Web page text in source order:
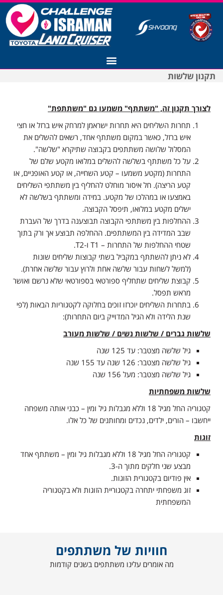
תקנון שלשות
לצורך תקנון זה, "משתתף" משמעו גם "משתתפת"
תחרות השליחים היא תחרות ישראמן למרחק איש ברזל או חצי
איש ברזל, כאשר במקום משתתף אחד, רשאים להשלים את
המסלול שלושה משתתפים בקבוצה שתיקרא "שלשה".
על כל משתתף בשלשה להשלים במלואו מקטע שלם של
התחרות (מקטע משמעו – קטע השחייה, או קטע האופניים, או
קטע הריצה). חל איסור מוחלט להחליף בין משתתפי השליחים
באמצעו או במהלכו של מקטע. במידה ומשתתף בשלשה לא
ישלים מקטע במלואו, תיפסל הקבוצה.
ההחלפות בין משתתפי הקבוצה תבוצענה בדרך של העברת
שבב המדידה בין המשתתפים. ההחלפה תבוצע אך ורק בתוך
שטחי ההחלפות של התחרות – T1 ו-T2.
לא ניתן להשתתף במקביל בשתי קבוצות שליחים שונות
(למשל לשחות עבור שלשה אחת ולרוץ עבור שלשה אחרת).
קבוצת שליחים שתחליף ספורטאי בספורטאי שלא נרשם ואושר
מראש תפסל.
בתחרות השליחים יוכרזו זוכים בחלוקה לקטגוריות הבאות (לפי
שנת הלידה ולא הגיל המדוייק ביום התחרות):
שלשות גברים / שלשות נשים / שלשות מעורב
גיל שלשה מצטבר: עד 125 שנה
גיל שלשה מצטבר: 126 שנה עד 155 שנה
גיל שלשה מצטבר: מעל 156 שנה
שלשות משפחתיות
קטגוריה החל מגיל 18 וללא מגבלות גיל ומין – כבני אותה משפחה
ייחשבו – הורים, ילדים, נכדים ומחותנים של כל אלו.
זוגות
קטגוריה החל מגיל 18 וללא מגבלות גיל ומין – משתתף אחד
מבצע שני חלקים מתוך ה-3.
אין פודיום בקטגורית הזוגות.
זוג משפחתי יתחרה בקטגוריית הזוגות ולא בקטגוריה
המשפחתית
חוויות של משתתפים
מה אומרים עלינו משתתפים בשנים קודמות